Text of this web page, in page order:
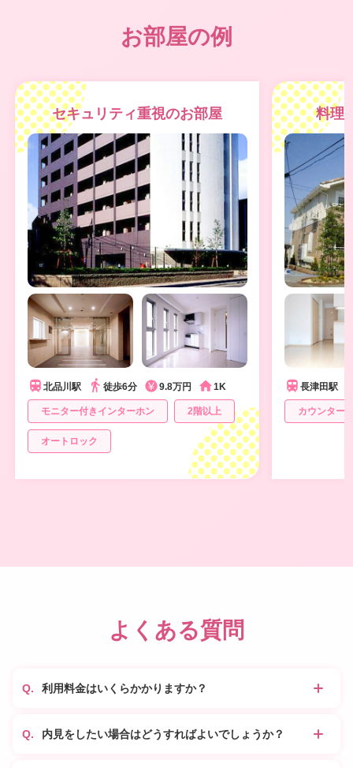
お部屋の例
セキュリティ重視のお部屋
北品川駅 徒歩6分 9.8万円 1K
モニター付きインターホン 2階以上
オートロック
料理
長津田駅
カウンター
よくある質問
利用料金はいくらかかりますか？
内見をしたい場合はどうすればよいでしょうか？